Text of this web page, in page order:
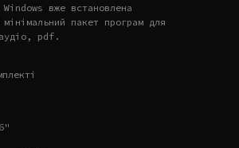
вже встановлена
пакет програм для
pdf.